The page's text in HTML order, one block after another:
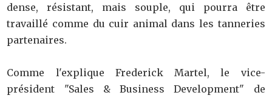
dense, résistant, mais souple, qui pourra être
travaillé comme du cuir animal dans les tanneries
partenaires.
Comme l'explique Frederick Martel, le vice-
président "Sales & Business Development" de